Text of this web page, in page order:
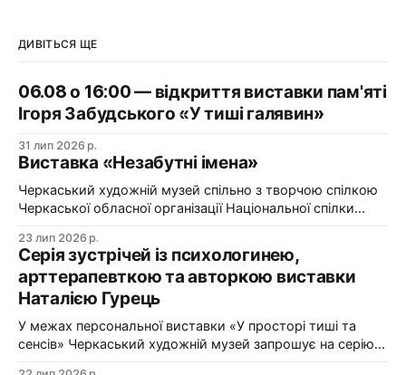
ДИВІТЬСЯ ЩЕ
06.08 о 16:00 — відкриття виставки пам'яті
Ігоря Забудського «У тиші галявин»
31 лип 2026 р.
Виставка «Незабутні імена»
Черкаський художній музей спільно з творчою спілкою
Черкаської обласної організації Національної спілки
імена». Виставка «Незабутні імена» — це мистецька
подорож у творчий спадок художників Черкащини, чий
життєвий шлях вже завершилися, але їх талант і
сьогодні продовжує промовляти до глядача мовою
образів, кольору та форми. До огляду
23 лип 2026 р.
Серія зустрічей із психологинею,
арттерапевткою та авторкою виставки
Наталією Гурець
У межах персональної виставки «У просторі тиші та
сенсів» Черкаський художній музей запрошує на серію